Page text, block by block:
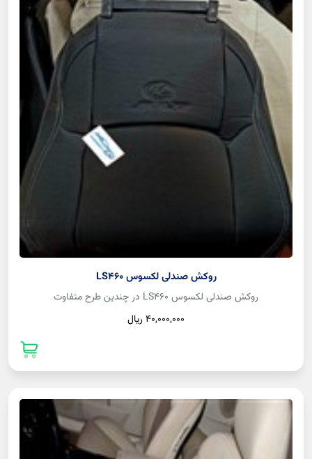
روکش صندلی لکسوس LS460
روکش صندلی لکسوس LS460 در چندین طرح متفاوت
40,000,000 ريال